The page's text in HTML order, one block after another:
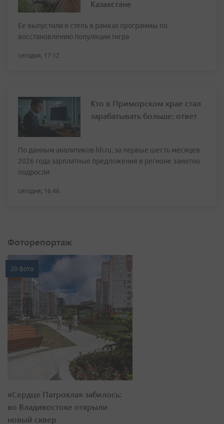
Казахстане
Ее выпустили в степь в рамках программы по
восстановлению популяции тигра
сегодня, 17:12
Кто в Приморском крае стал
зарабатывать больше: ответ
По данным аналитиков hh.ru, за первые шесть месяцев
2026 года зарплатные предложения в регионе заметно
подросли
сегодня, 16:46
Фоторепортаж
20 фото
«Сердце Патрокла» забилось:
во Владивостоке открыли
новый сквер